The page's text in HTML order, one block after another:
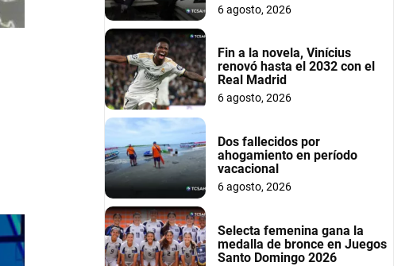
6 agosto, 2026
Fin a la novela, Vinícius
renovó hasta el 2032 con el
Real Madrid
6 agosto, 2026
Dos fallecidos por
ahogamiento en período
vacacional
6 agosto, 2026
Selecta femenina gana la
medalla de bronce en Juegos
Santo Domingo 2026